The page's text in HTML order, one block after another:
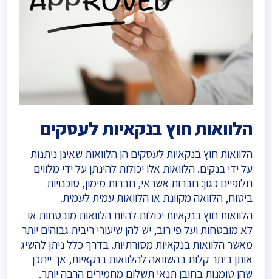
הלוואות חוץ בנקאיות לעסקים
הלוואות חוץ בנקאיות לעסקים הן הלוואות שאינן ניתנות
על ידי בנקים. הלוואות אלו יכולות להינתן על ידי מלווים
חלופיים כגון: חברות אשראי, חברות מימון, סוכנויות
ביטוח, הלוואה מקוונת או הלוואות עמית לעמית.
הלוואות חוץ בנקאיות יכולות להיות הלוואות מובטחות או
לא מובטחות ועל פי רוב, יש להן שיעורי ריבית גבוהים יותר
מאשר הלוואות בנקאיות מסורתיות. בדרך כלל ניתן להשיג
אותן ביתר קלות בהשוואה להלוואות בנקאיות, אך ייתכן
שהן טומנות בחובן תנאי תשלום מחמירים הרבה יותר.